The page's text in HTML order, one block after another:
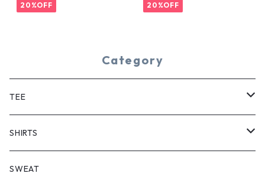
20%OFF 20%OFF
Category
TEE
SHORT SLEEVE
LONG SLEEVE
SHIRTS
SHORT SLEEVE
SWEAT